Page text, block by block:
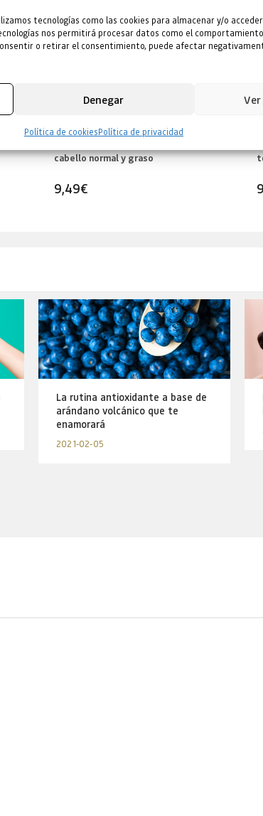
tecnologías como las cookies para almacenar y/o
nos permitirá procesar datos como el comportamiento
o retirar el consentimiento, puede afectar
Denegar
Política de cookiesPolítica de privacidad
cabello normal y graso
9,49€
La rutina antioxidante a base de
arándano volcánico que te
enamorará
2021-02-05